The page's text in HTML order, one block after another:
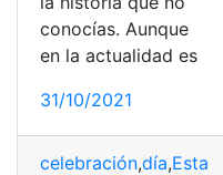
conocías. Aunque
en la actualidad es
31/10/2021
celebración,día,